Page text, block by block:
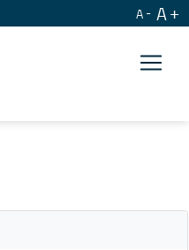
A A